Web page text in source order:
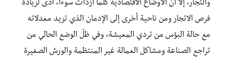
والتجار، إلا أن الأوضاع الاقتصادية كلما ازدات سوءًا، أدى لزيادة
فرص الاتجار ومن ناحية أخرى إلى الإدمان الذي تزيد معدلاته
مع حالة البؤس من تردي المعيشة، وفي ظلّ الوضع الحالي من
تراجع الصناعة ومشاكل العمالة غير المنتظمة والورش الصغيرة